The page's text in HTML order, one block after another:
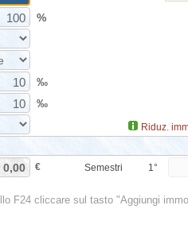
%
‰
‰
Riduz.
€ Semestri 1°
F24 cliccare sul tasto "Aggiungi